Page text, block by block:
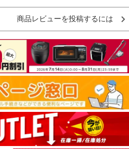
商品レビューを投稿するには